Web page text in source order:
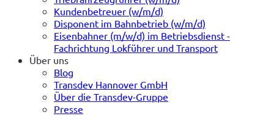
Kundenbetreuer (w/m/d)
Disponent im Bahnbetrieb (w/m/d)
Eisenbahner (m/w/d) im Betriebsdienst -
Fachrichtung Lokführer und Transport
Über uns
Blog
Transdev Hannover GmbH
Über die Transdev-Gruppe
Presse